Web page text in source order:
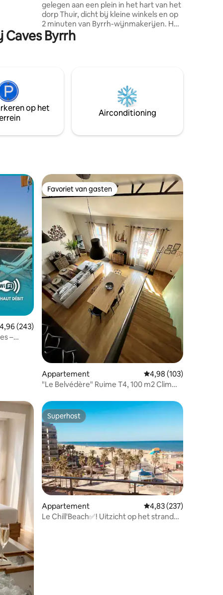
gelegen aan een plein in het hart van het
dorp Thuir, dicht bij kleine winkels en op
2 minuten van Byrrh-wijnmakerijen. Het
huis heeft twee slaapkamers, een
badkamer, een doucheruimte en 2
rijkdom van de Catalaanse kust, Spanje,
de Pyreneeën en de vele wandelingen
en wandelingen die mogelijk zijn in de
Aspres en omgeving.
Byrrh
op het
Airconditioning
beoordeling van 4,96 uit 5, 243 recensies
4,96 (243)
–
Favoriet van gasten
Favoriet van gasten
Appartement Gemiddelde
4,98 (103)
"Le Belvédère" Ruime T4, 100 m2 Clim
Superhost
Superhost
Appartement Gemiddelde
4,83 (237)
Le Chill'Beach✅! Uitzicht op het strand